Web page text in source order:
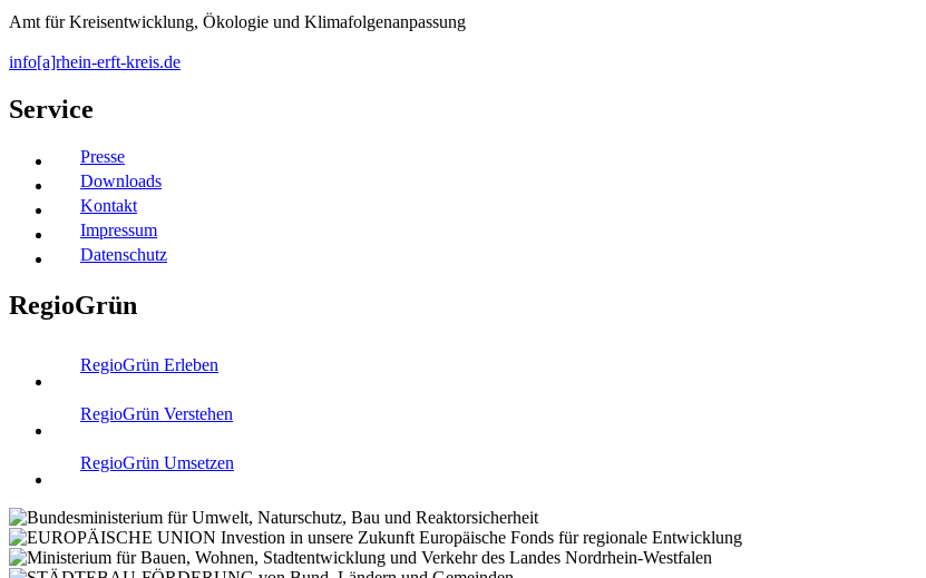
Amt für Kreisentwicklung, Ökologie und Klimafolgenanpassung
info[a]rhein-erft-kreis.de
Service
Presse
Downloads
Kontakt
Impressum
Datenschutz
RegioGrün
RegioGrün Erleben
RegioGrün Verstehen
RegioGrün Umsetzen